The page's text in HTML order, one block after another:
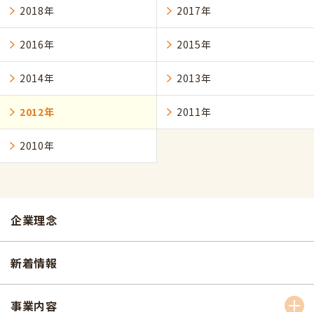
2018年 2017年
2016年 2015年
2014年 2013年
2012年 2011年
2010年
企業理念
新着情報
事業内容